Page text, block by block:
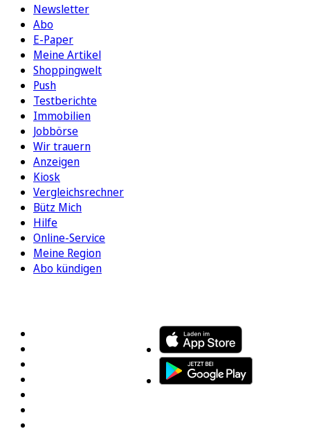
Newsletter
Abo
E-Paper
Meine Artikel
Shoppingwelt
Push
Testberichte
Immobilien
Jobbörse
Wir trauern
Anzeigen
Kiosk
Vergleichsrechner
Bütz Mich
Hilfe
Online-Service
Meine Region
Abo kündigen